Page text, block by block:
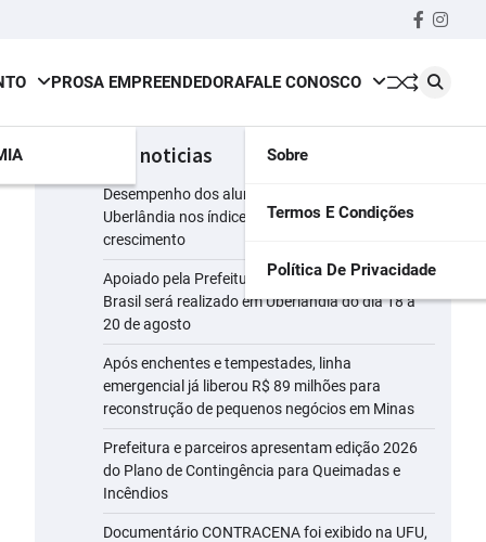
PROSA EMPREENDEDORAFALE CONOSCO
Sobre
Termos E Condições
Política De Privacidade
últimas noticias
Desempenho dos alunos da rede municipal de
Uberlândia nos índices do Ideb registra
crescimento
Apoiado pela Prefeitura, maior evento leiteiro do
Brasil será realizado em Uberlândia do dia 18 a
20 de agosto
Após enchentes e tempestades, linha
emergencial já liberou R$ 89 milhões para
reconstrução de pequenos negócios em Minas
Prefeitura e parceiros apresentam edição 2026
do Plano de Contingência para Queimadas e
Incêndios
Documentário CONTRACENA foi exibido na UFU,